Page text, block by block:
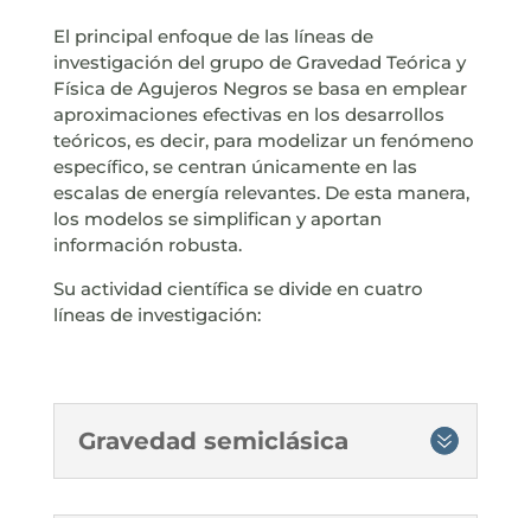
El principal enfoque de las líneas de
investigación del grupo de Gravedad Teórica y
Física de Agujeros Negros se basa en emplear
aproximaciones efectivas en los desarrollos
teóricos, es decir, para modelizar un fenómeno
específico, se centran únicamente en las
escalas de energía relevantes. De esta manera,
los modelos se simplifican y aportan
información robusta.
Su actividad científica se divide en cuatro
líneas de investigación:
Gravedad semiclásica